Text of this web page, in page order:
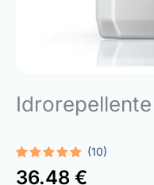
Valutato
5.00su 5
10
(10)
36.48 €